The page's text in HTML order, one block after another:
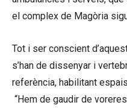
el complex de Magòria
Tot i ser conscient
s’han de dissenyar i
referència, habilitant
“Hem de gaudir de